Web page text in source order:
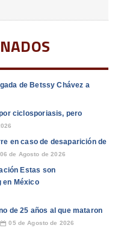
de Betssy Chávez a
ciclosporiasis, pero
en caso de desaparición de
06 de Agosto de 2026
Estas son
en México
de 25 años al que mataron
📅 05 de Agosto de 2026